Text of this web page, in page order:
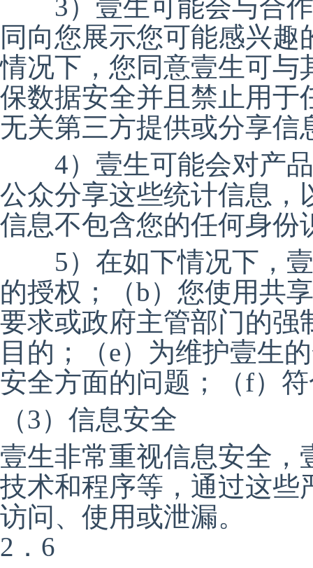
3）壹生可能会与合作
同向您展示您可能感兴
情况下，您同意壹生可与
保数据安全并且禁止用于
无关第三方提供或分享信
4）壹生可能会对产品
公众分享这些统计信息，
信息不包含您的任何身份
5）在如下情况下，壹
的授权；（b）您使用共
要求或政府主管部门的强
目的；（e）为维护壹生
安全方面的问题；（f）
（3）信息安全
壹生非常重视信息安全，
技术和程序等，通过这些
访问、使用或泄漏。
2．6